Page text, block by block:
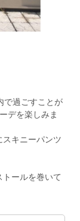
で過ごすことが
デを楽しみま
スキニーパンツ
ールを巻いて